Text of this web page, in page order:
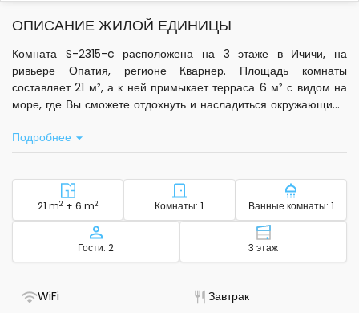
ОПИСАНИЕ ЖИЛОЙ ЕДИНИЦЫ
Комната S-2315-c расположена на 3 этаже в Ичичи, на
ривьере Опатия, регионе Кварнер. Площадь комнаты
составляет 21 м², а к ней примыкает терраса 6 м² с видом на
море, где Вы сможете отдохнуть и насладиться окружающими
В номере есть кондиционер, стандартный Wi-Fi, спутниковое
предусмотрена собственная ванная комната,
предоставляются постельное бельё, туалетные
принадлежности и полотенца. В распоряжении гостей также
фен, утюг с гладильной доской и детская кроватка. На
территории работает прачечная.
Гости могут воспользоваться бесплатной частной парковкой.
На участке площадью 1000 м² оборудована зона для отдыха,
Подробнее
Район - размещение
21 m2 + 6 m2 Количество спален -
Комнаты: 1 Ванные комнаты: 1
Вместимость
Гости: 2 Этаж -
3 этаж
WiFi Завтрак- Доступен завтрак